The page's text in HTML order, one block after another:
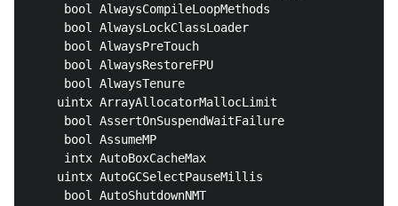
bool AlwaysCompileLoopMethods
bool AlwaysLockClassLoader
bool AlwaysPreTouch
bool AlwaysRestoreFPU
bool AlwaysTenure
uintx ArrayAllocatorMallocLimit
bool AssertOnSuspendWaitFailure
bool AssumeMP
intx AutoBoxCacheMax
uintx AutoGCSelectPauseMillis
bool AutoShutdownNMT